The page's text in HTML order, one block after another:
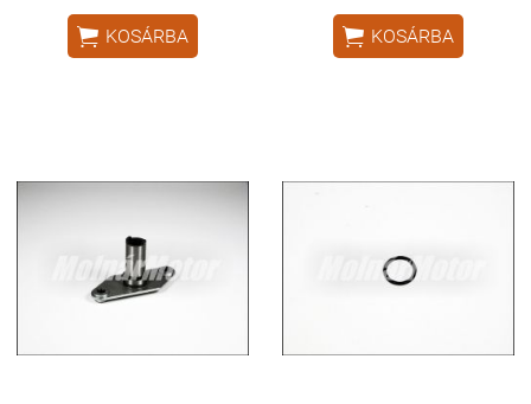
 KOSÁRBA  KOSÁRBA